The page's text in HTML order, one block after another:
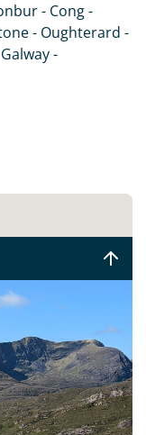
an Irlands
in
und/oder
sehr
- Cong -
- Oughterard -
-